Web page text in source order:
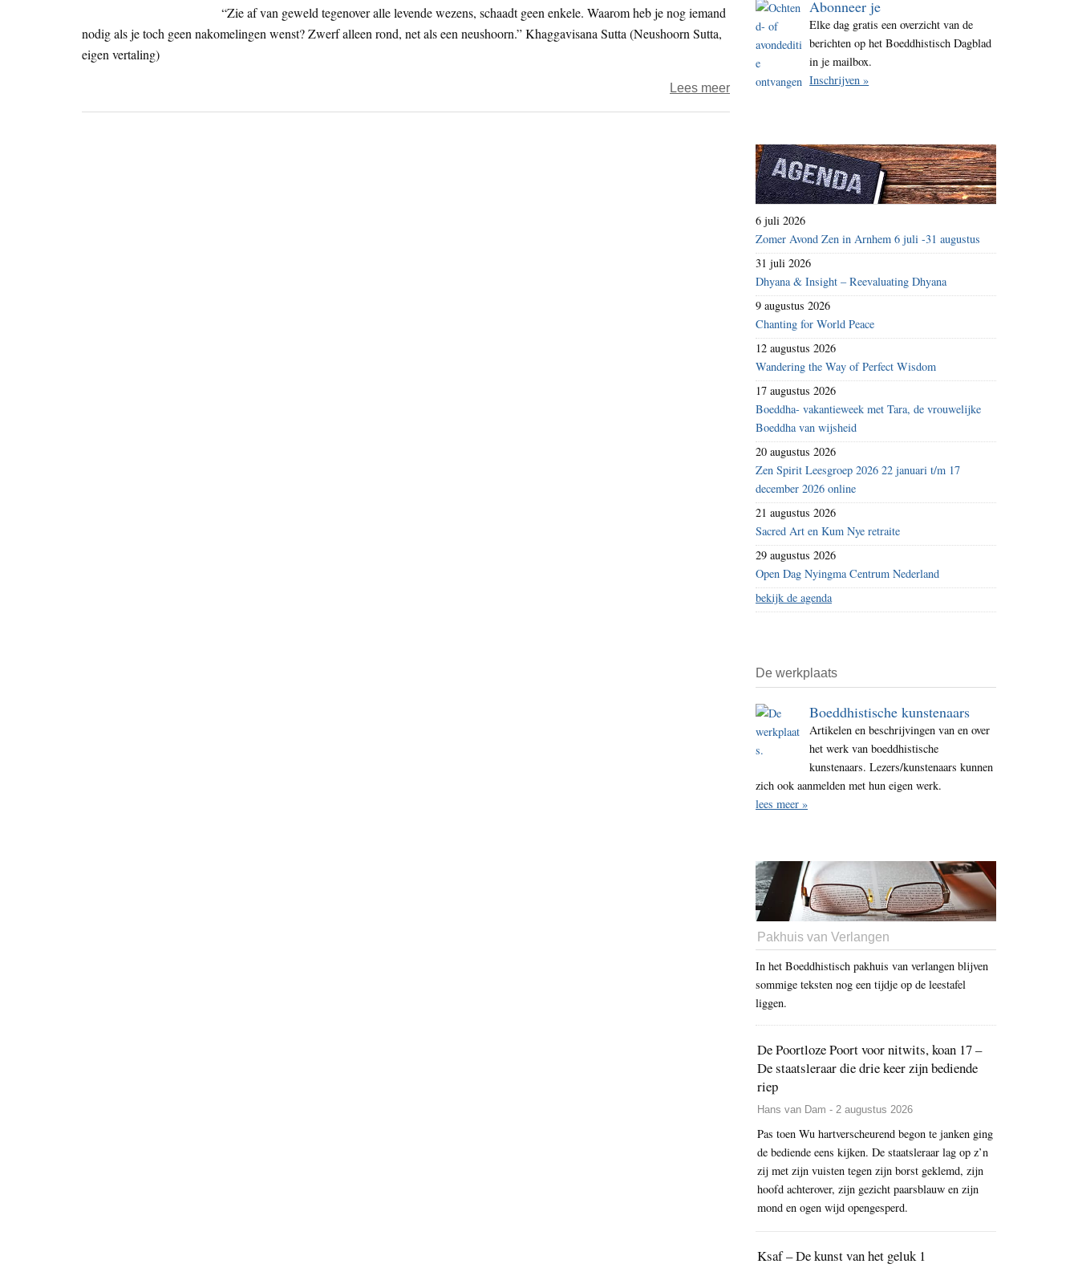
i
t
“Zie af van geweld tegenover alle levende wezens, schaadt geen enkele. Waarom heb je nog iemand
nodig als je toch geen nakomelingen wenst? Zwerf alleen rond, net als een neushoorn.” Khaggavisana Sutta (Neushoorn Sutta,
eigen vertaling)
Lees meerover
Eenling
uitdaging
Abonneer je
Elke dag gratis een overzicht van de
berichten op het Boeddhistisch Dagblad
in je mailbox.
Inschrijven »
6 juli 2026
Zomer Avond Zen in Arnhem 6 juli -31 augustus
31 juli 2026
Dhyana & Insight – Reevaluating Dhyana
9 augustus 2026
Chanting for World Peace
12 augustus 2026
Wandering the Way of Perfect Wisdom
17 augustus 2026
Boeddha- vakantieweek met Tara, de vrouwelijke
Boeddha van wijsheid
20 augustus 2026
Zen Spirit Leesgroep 2026 22 januari t/m 17
december 2026 online
21 augustus 2026
Sacred Art en Kum Nye retraite
29 augustus 2026
Open Dag Nyingma Centrum Nederland
bekijk de agenda
De werkplaats
Boeddhistische kunstenaars
Artikelen en beschrijvingen van en over
het werk van boeddhistische
kunstenaars. Lezers/kunstenaars kunnen
zich ook aanmelden met hun eigen werk.
lees meer »
Pakhuis van Verlangen
In het Boeddhistisch pakhuis van verlangen blijven
sommige teksten nog een tijdje op de leestafel
liggen.
De Poortloze Poort voor nitwits, koan 17 –
De staatsleraar die drie keer zijn bediende
riep
Hans van Dam - 2 augustus 2026
Pas toen Wu hartverscheurend begon te janken ging
de bediende eens kijken. De staatsleraar lag op z’n
zij met zijn vuisten tegen zijn borst geklemd, zijn
hoofd achterover, zijn gezicht paarsblauw en zijn
mond en ogen wijd opengesperd.
Ksaf – De kunst van het geluk 1